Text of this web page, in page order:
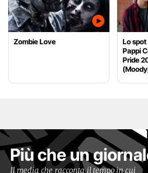
Zombie Love
Lo
Pappi
Pride
Più che un
Il media che racconta il tempo in cui